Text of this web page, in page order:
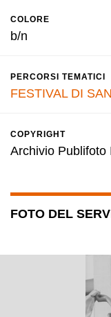
COLORE
b/n
PERCORSI TEMATICI
FESTIVAL DI
COPYRIGHT
Archivio Publifoto
FOTO DEL